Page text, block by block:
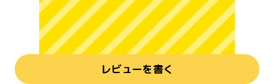
レビューを書く